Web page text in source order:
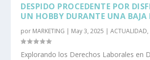
DESPIDO PROCEDENTE POR
UN HOBBY DURANTE UNA BAJA
por MARKETING | May 3, 2025 |ACTUALIDAD,
Explorando los Derechos Laborales en